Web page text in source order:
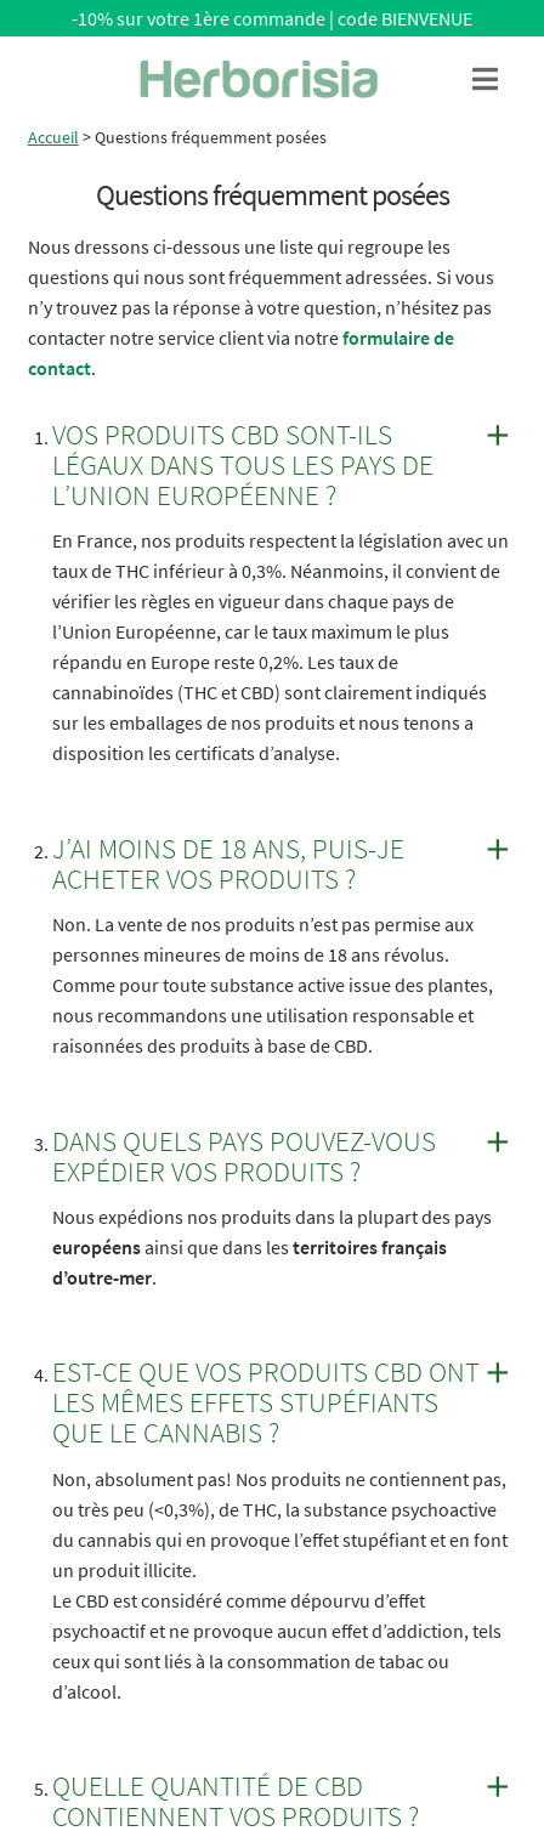
navigation
-10% sur votre 1ère commande | code BIENVENUE
Menu
Accueil >Questions fréquemment posées
Questions fréquemment posées
Nous dressons ci-dessous une liste qui regroupe les
questions qui nous sont fréquemment adressées. Si vous
n’y trouvez pas la réponse à votre question, n’hésitez pas
contacter notre service client via notreformulaire de
contact.
VOS PRODUITS CBD SONT-ILS
LÉGAUX DANS TOUS LES PAYS DE
L’UNION EUROPÉENNE ?
En France, nos produits respectent la législation avec un
taux de THC inférieur à 0,3%. Néanmoins, il convient de
vérifier les règles en vigueur dans chaque pays de
l’Union Européenne, car le taux maximum le plus
répandu en Europe reste 0,2%. Les taux de
cannabinoïdes (THC et CBD) sont clairement indiqués
sur les emballages de nos produits et nous tenons a
disposition les certificats d’analyse.
J’AI MOINS DE 18 ANS, PUIS-JE
ACHETER VOS PRODUITS ?
Non. La vente de nos produits n’est pas permise aux
personnes mineures de moins de 18 ans révolus.
Comme pour toute substance active issue des plantes,
nous recommandons une utilisation responsable et
raisonnées des produits à base de CBD.
DANS QUELS PAYS POUVEZ-VOUS
EXPÉDIER VOS PRODUITS ?
Nous expédions nos produits dans la plupart des pays
européensainsi que dans lesterritoires français
d’outre-mer.
EST-CE QUE VOS PRODUITS CBD ONT
LES MÊMES EFFETS STUPÉFIANTS
QUE LE CANNABIS ?
Non, absolument pas! Nos produits ne contiennent pas,
ou très peu (<0,3%), de THC, la substance psychoactive
du cannabis qui en provoque l’effet stupéfiant et en font
un produit illicite.
Le CBD est considéré comme dépourvu d’effet
psychoactif et ne provoque aucun effet d’addiction, tels
ceux qui sont liés à la consommation de tabac ou
d’alcool.
QUELLE QUANTITÉ DE CBD
CONTIENNENT VOS PRODUITS ?